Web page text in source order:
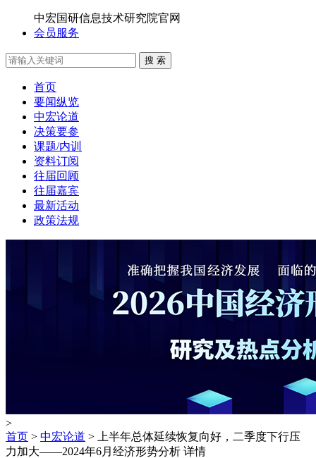
中宏国研信息技术研究院官网
会员服务
搜 索
首页
要闻纵览
中宏论道
决策要参
课题/内训
资料订阅
往届回顾
往届嘉宾
最新活动
政策法规
>
首页 > 中宏论道 > 上半年总体延续恢复向好，二季度下行压
力加大——2024年6月经济形势分析 详情